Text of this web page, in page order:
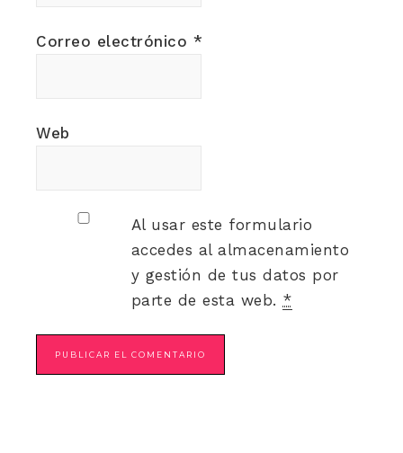
Correo electrónico *
Web
Al usar este formulario
accedes al almacenamiento
y gestión de tus datos por
parte de esta web. *